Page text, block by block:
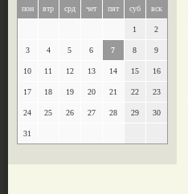
пон втр срд чет пят суб вск
1 2
3 4 5 6 7 8 9
10 11 12 13 14 15 16
17 18 19 20 21 22 23
24 25 26 27 28 29 30
31